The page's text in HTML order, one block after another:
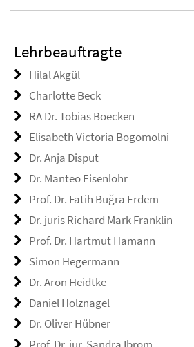
Lehrbeauftragte
Hilal Akgül
Charlotte Beck
RA Dr. Tobias Boecken
Elisabeth Victoria Bogomolni
Dr. Anja Disput
Dr. Manteo Eisenlohr
Prof. Dr. Fatih Buğra Erdem
Dr. juris Richard Mark Franklin
Prof. Dr. Hartmut Hamann
Simon Hegermann
Dr. Aron Heidtke
Daniel Holznagel
Dr. Oliver Hübner